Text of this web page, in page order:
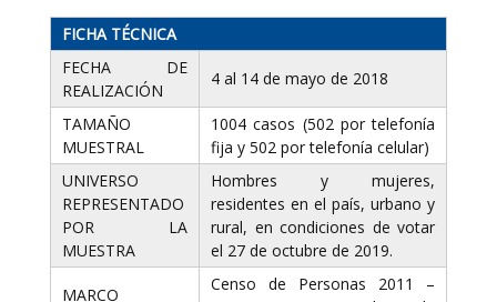
FICHA TÉCNICA
FECHA DE
REALIZACIÓN
4 al 14 de mayo de 2018
TAMAÑO
MUESTRAL
1004 casos (502 por telefonía
fija y 502 por telefonía celular)
UNIVERSO
REPRESENTADO
POR LA
MUESTRA
Hombres y mujeres,
residentes en el país, urbano y
rural, en condiciones de votar
el 27 de octubre de 2019.
MARCO
Censo de Personas 2011 –